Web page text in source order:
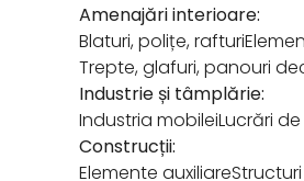
Amenajări interioare:
Blaturi, polițe,
Trepte, glafuri, panouri
Industrie și tâmplărie:
Industria mobileiLucrări
Construcții:
Elemente